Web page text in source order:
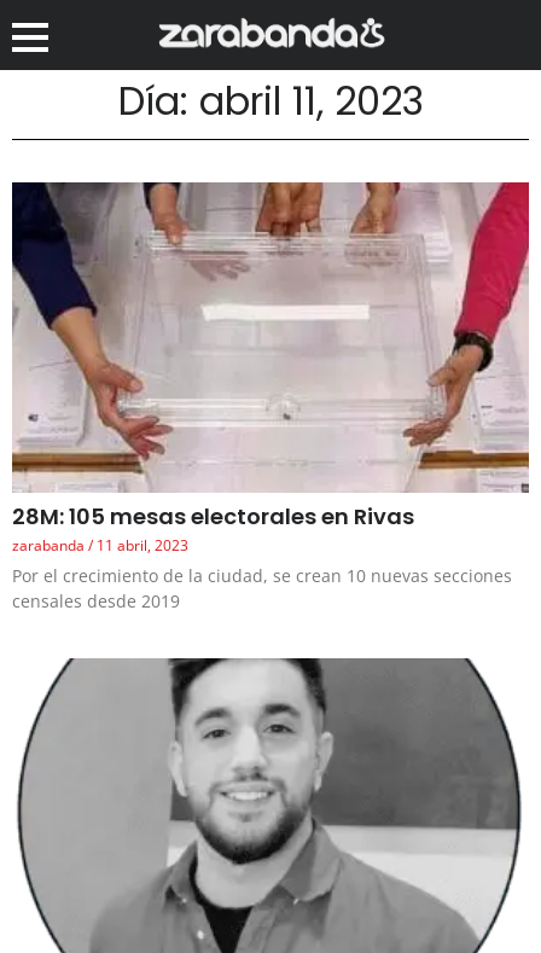
Día: abril 11, 2023
28M: 105 mesas electorales en Rivas
zarabanda 11 abril, 2023
Por el crecimiento de la ciudad, se crean 10 nuevas secciones
censales desde 2019